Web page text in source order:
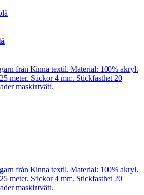
från Kinna textil. Material: 100% akryl.
meter. Stickor 4 mm. Stickfasthet 20
maskintvätt.
från Kinna textil. Material: 100% akryl.
meter. Stickor 4 mm. Stickfasthet 20
maskintvätt.